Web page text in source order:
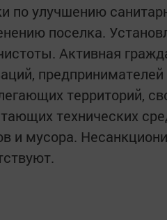
по улучшению
поселка.
Активная
территорий,
технических
и мусора.